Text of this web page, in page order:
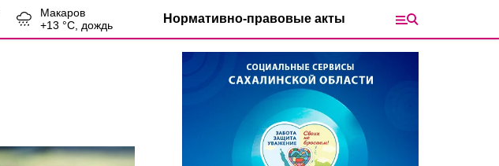
Макаров
+13 °С, дождь Нормативно-правовые акты